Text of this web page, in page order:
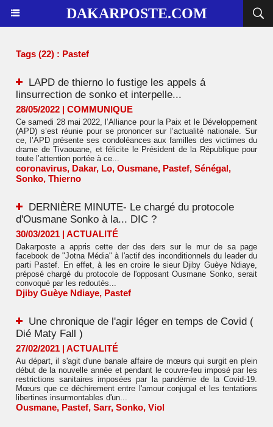
DAKARPOSTE.COM
Tags (22) : Pastef
LAPD de thierno lo fustige les appels á
linsurrection de sonko et interpelle...
28/05/2022 | COMMUNIQUE
Ce samedi 28 mai 2022, l’Alliance pour la Paix et le Développement
(APD) s’est réunie pour se prononcer sur l’actualité nationale. Sur
ce, l’APD présente ses condoléances aux familles des victimes du
drame de Tivaouane, et félicite le Président de la République pour
toute l’attention portée à ce...
coronavirus, Dakar, Lo, Ousmane, Pastef, Sénégal,
Sonko, Thierno
DERNIÈRE MINUTE- Le chargé du protocole
d'Ousmane Sonko à la... DIC ?
30/03/2021 | ACTUALITÉ
Dakarposte a appris cette der des ders sur le mur de sa page
facebook de "Jotna Média" à l'actif des inconditionnels du leader du
parti Pastef. En effet, à les en croire le sieur Djiby Guèye Ndiaye,
préposé chargé du protocole de l'opposant Ousmane Sonko, serait
convoqué par les redoutés...
Djiby Guèye Ndiaye, Pastef
Une chronique de l'agir léger en temps de Covid (
Dié Maty Fall )
27/02/2021 | ACTUALITÉ
Au départ, il s'agit d'une banale affaire de mœurs qui surgit en plein
début de la nouvelle année et pendant le couvre-feu imposé par les
restrictions sanitaires imposées par la pandémie de la Covid-19.
Mœurs que ce déchirement entre l'amour conjugal et les tentations
libertines insurmontables d'un...
Ousmane, Pastef, Sarr, Sonko, Viol